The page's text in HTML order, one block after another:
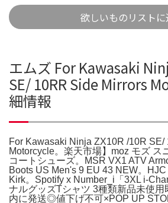
欲しいものリストに
エムズ For Kawasaki
SE/ 10RR Side Mirrors
細情報
For Kawasaki Ninja ZX10R /10R SE/
Motorcycle。楽天市場】moz モズ ス
コートシューズ。MSR VX1 ATV
Boots US Men's 9 EU 43 NEW。
Kirk。Spotify x Number_i「3XL i-
ナルグッズTシャツ 3種類新品未使
内に発送◎値下げ不可×POP UP